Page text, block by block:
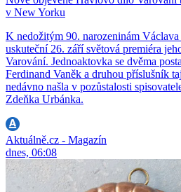
v New Yorku
K nedožitým 90. narozeninám
uskuteční 26. září světová premiéra
Varování. Jednoaktovka se dvěma
Ferdinand Vaněk a druhou příslušník
nedávno našla v pozůstalosti
Zdeňka Urbánka.
Aktuálně.cz - Magazín
dnes, 06:08